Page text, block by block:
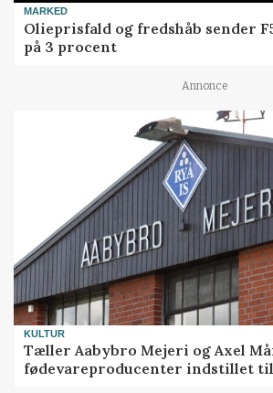
MARKED
Olieprisfald og fredshåb sender
på 3 procent
Annonce
KULTUR
Tæller Aabybro Mejeri og Axel
fødevareproducenter indstillet